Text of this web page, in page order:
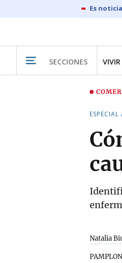
SECCIONES VIVIR
Natalia